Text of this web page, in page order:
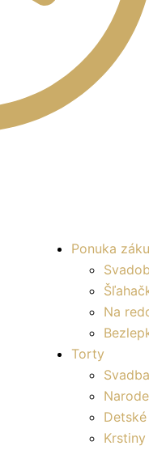
Ponuka
Na
Torty
Svadba
Detské
Krstiny